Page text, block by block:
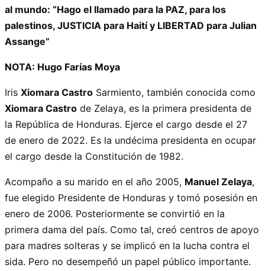
al mundo: “Hago el llamado para la PAZ, para los
palestinos, JUSTICIA para Haití y LIBERTAD para Julian
Assange”
NOTA: Hugo Farías Moya
Iris Xiomara Castro Sarmiento, también conocida como
Xiomara Castro de Zelaya, es la primera presidenta de
la República de Honduras. Ejerce el cargo desde el 27
de enero de 2022. Es la undécima presidenta en ocupar
el cargo desde la Constitución de 1982.
Acompaño a su marido en el año 2005, Manuel Zelaya,
fue elegido Presidente de Honduras y tomó posesión en
enero de 2006. Posteriormente se convirtió en la
primera dama del país. Como tal, creó centros de apoyo
para madres solteras y se implicó en la lucha contra el
sida. Pero no desempeñó un papel público importante.